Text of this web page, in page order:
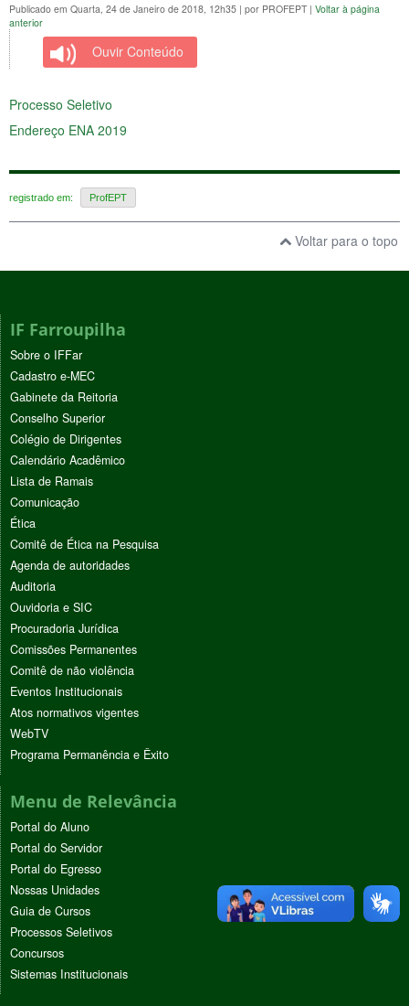
Publicado em Quarta, 24 de Janeiro de 2018, 12h35 | por PROFEPT | Voltar à página
anterior
Ouvir Conteúdo
Processo Seletivo
Endereço ENA 2019
registrado em: ProfEPT
Voltar para o topo
IF Farroupilha
Sobre o IFFar
Cadastro e-MEC
Gabinete da Reitoria
Conselho Superior
Colégio de Dirigentes
Calendário Acadêmico
Lista de Ramais
Comunicação
Ética
Comitê de Ética na Pesquisa
Agenda de autoridades
Auditoria
Ouvidoria e SIC
Procuradoria Jurídica
Comissões Permanentes
Comitê de não violência
Eventos Institucionais
Atos normativos vigentes
WebTV
Programa Permanência e Êxito
Menu de Relevância
Portal do Aluno
Portal do Servidor
Portal do Egresso
Nossas Unidades
Guia de Cursos
Processos Seletivos
Concursos
Sistemas Institucionais